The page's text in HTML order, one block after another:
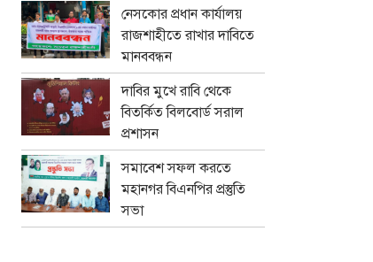
নেসকোর প্রধান কার্যালয়
রাজশাহীতে রাখার দাবিতে
মানববন্ধন
দাবির মুখে রাবি থেকে
বিতর্কিত বিলবোর্ড সরাল
প্রশাসন
সমাবেশ সফল করতে
মহানগর বিএনপির প্রস্তুতি
সভা